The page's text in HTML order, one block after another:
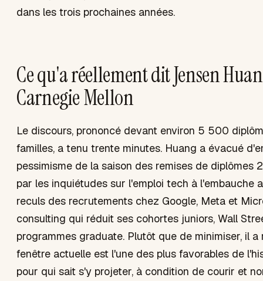
dans les trois prochaines années.
Ce qu'a réellement dit Jensen
Carnegie Mellon
Le discours, prononcé devant environ 5 500
familles, a tenu trente minutes. Huang a évacué
pessimisme de la saison des remises de diplômes
par les inquiétudes sur l'emploi tech à l'embauche
reculs des recrutements chez Google, Meta et
consulting qui réduit ses cohortes juniors, Wall
programmes graduate. Plutôt que de minimiser, il a
fenêtre actuelle est l'une des plus favorables de
pour qui sait s'y projeter, à condition de courir et